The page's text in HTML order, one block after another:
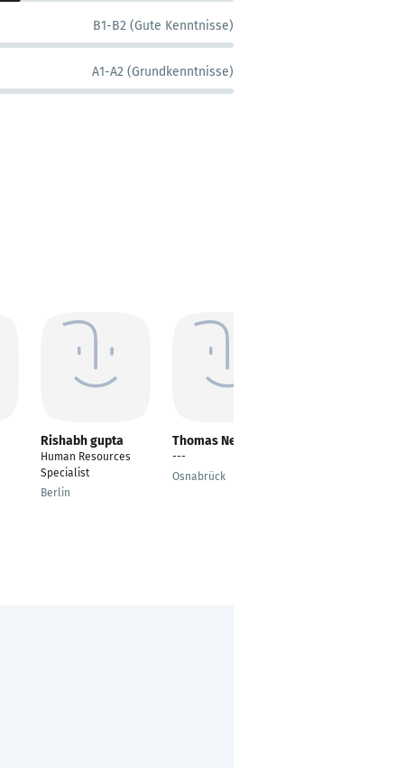
B1-B2 (Gute Kenntnisse)
A1-A2 (Grundkenntnisse)
Rishabh gupta
Human Resources
Specialist
Berlin
Thomas Neumann
---
Osnabrück